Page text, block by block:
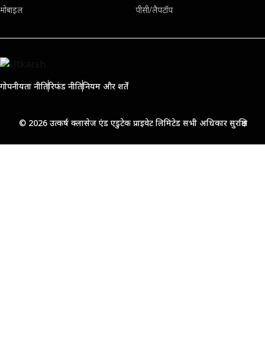
मोबाइल पीसी/लैपटॉप
गोपनीयता नीतिरिफंड नीतिनियम और शर्तें
© 2026 उत्कर्ष क्लासेज एंड एडुटेक प्राइवेट लिमिटेड सभी अधिकार सुरक्षित